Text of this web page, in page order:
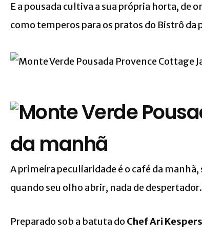
E a pousada cultiva a sua própria horta, de
como temperos para os pratos do Bistrô da
da manhã
A primeira peculiaridade é o café da
quando seu olho abrir, nada de despertador.
Preparado sob a batuta do Chef Ari Kespers